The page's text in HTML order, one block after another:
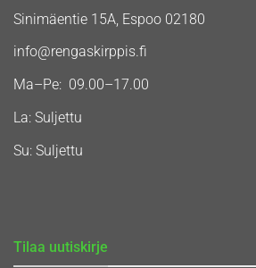
Sinimäentie 15A, Espoo 02180
info@rengaskirppis.fi
Ma–Pe: 09.00–17.00
La: Suljettu
Su: Suljettu
Tilaa uutiskirje